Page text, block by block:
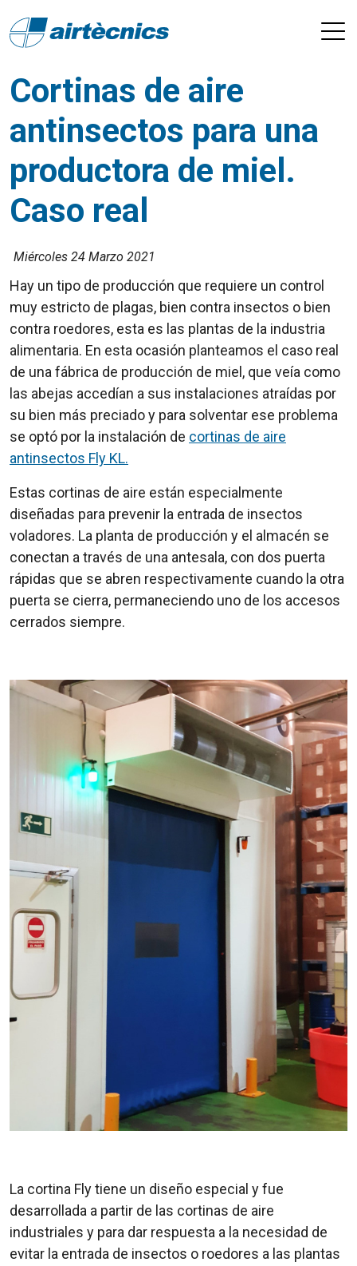
Cortinas de aire
antinsectos para una
productora de miel.
Caso real
Miércoles 24 Marzo 2021
Hay un tipo de producción que requiere un control
muy estricto de plagas, bien contra insectos o bien
contra roedores, esta es las plantas de la industria
alimentaria. En esta ocasión planteamos el caso real
de una fábrica de producción de miel, que veía como
las abejas accedían a sus instalaciones atraídas por
su bien más preciado y para solventar ese problema
se optó por la instalación de cortinas de aire
antinsectos Fly KL.
Estas cortinas de aire están especialmente
diseñadas para prevenir la entrada de insectos
voladores. La planta de producción y el almacén se
conectan a través de una antesala, con dos puerta
rápidas que se abren respectivamente cuando la otra
puerta se cierra, permaneciendo uno de los accesos
cerrados siempre.
La cortina Fly tiene un diseño especial y fue
desarrollada a partir de las cortinas de aire
industriales y para dar respuesta a la necesidad de
evitar la entrada de insectos o roedores a las plantas